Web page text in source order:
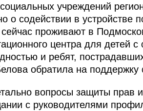
учреждений
о содействии в устройстве
проживают в
центра для детей
и ребят,
обратила на
вопросы защиты прав
с руководителями